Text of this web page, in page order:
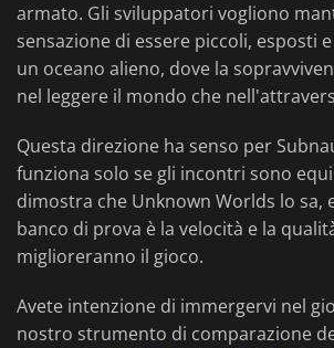
armato. Gli sviluppatori vogliono
sensazione di essere piccoli, esposti
un oceano alieno, dove la
nel leggere il mondo che
Questa direzione ha senso per
funziona solo se gli incontri sono
dimostra che Unknown Worlds lo sa,
banco di prova è la velocità e la
miglioreranno il gioco.
Avete intenzione di immergervi nel
nostro strumento di comparazione